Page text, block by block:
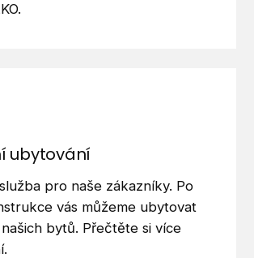
ubytování
pro naše zákazníky. Po
vás můžeme ubytovat
bytů. Přečtěte si více